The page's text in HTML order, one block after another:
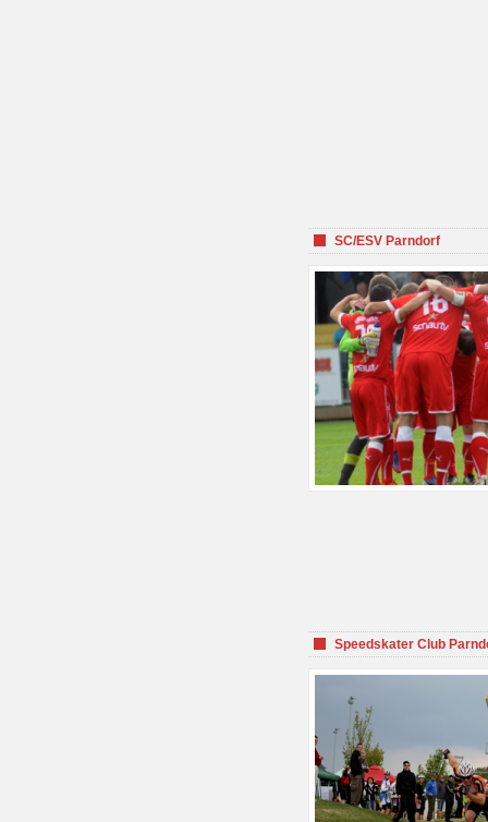
SC/ESV Parndorf
Speedskater Club